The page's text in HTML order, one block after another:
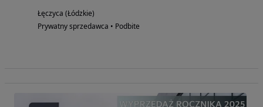
Łęczyca (Łódzkie)
Prywatny sprzedawca • Podbite